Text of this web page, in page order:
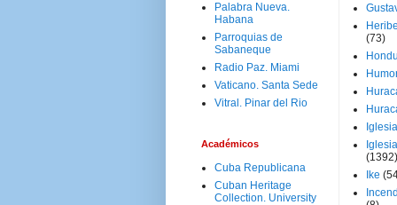
Palabra Nueva.
Habana
Parroquias de
Sabaneque
Radio Paz. Miami
Vaticano. Santa Sede
Vitral. Pinar del Rio
Académicos
Cuba Republicana
Cuban Heritage
Collection. University
(73)
Iglesia
(1392)
Ike